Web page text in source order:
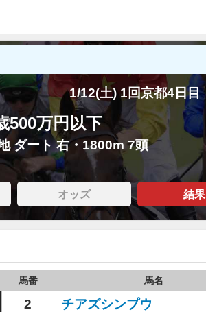
1/12(土) 1回京都4日目
500万円以下
ダート 右・1800m 7頭
オッズ 結果
馬番 馬名
2 チアズシンプウ